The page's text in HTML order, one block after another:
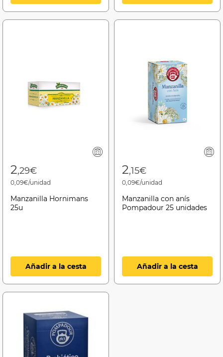
2,29€
0,09€/unidad
Manzanilla Hornimans
25u
Añadir a la cesta
2,15€
0,09€/unidad
Manzanilla con anís
Pompadour 25 unidades
Añadir a la cesta